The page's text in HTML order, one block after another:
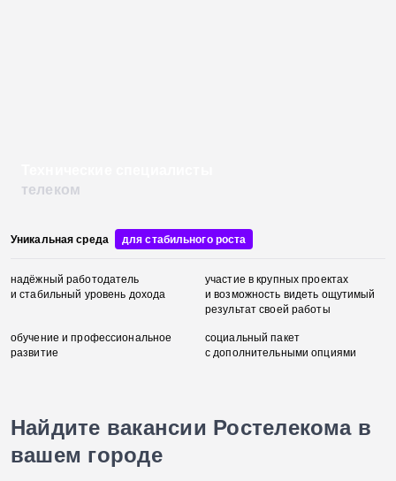
телеком
Уникальная среда для стабильного роста
надёжныйработодатель
и стабильный уровень дохода
участие в крупных проектах
и возможность видеть ощутимый
результат своей работы
обучениеи профессиональное
развитие
социальныйпакет
с дополнительными опциями
Найдите вакансии Ростелекома в
вашем городе